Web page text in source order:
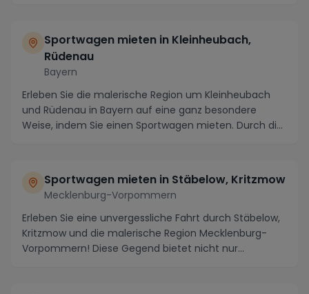
Sportwagen mieten in Kleinheubach,
Rüdenau
Bayern
Erleben Sie die malerische Region um Kleinheubach
und Rüdenau in Bayern auf eine ganz besondere
Weise, indem Sie einen Sportwagen mieten. Durch die
Sportwagen mieten in Stäbelow, Kritzmow
Mecklenburg-Vorpommern
Erleben Sie eine unvergessliche Fahrt durch Stäbelow,
Kritzmow und die malerische Region Mecklenburg-
Vorpommern! Diese Gegend bietet nicht nur